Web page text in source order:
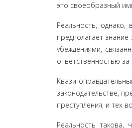
это своеобразный
Реальность,
предполагает
убеждениями,
ответственностью
Квази-
законодательстве,
преступления, и тех
Реальность такова,